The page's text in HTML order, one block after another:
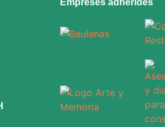
Empreses adherides